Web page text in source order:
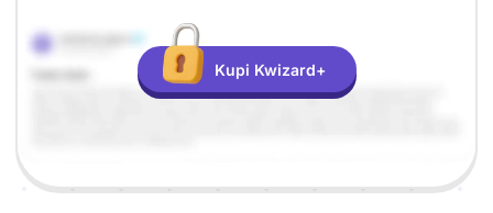
Odgovor
Objašnjenje
Kupi Kwizard+